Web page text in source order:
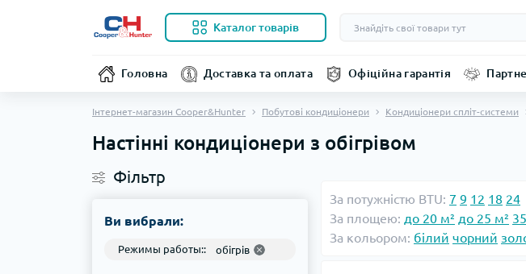
Каталог товарів
Головна Доставка та оплата Офіційна гарантія
Інтернет-магазин Cooper&Hunter Побутові кондиціонери Кондиціонери спліт-системи
Настінні кондиціонери з обігрівом
Фільтр
Ви вибрали:
Режимы работы:: обігрів
За потужністю BTU: 7 9 12 18 24
За площею: до 20 м² до 25 м²
За кольором: білий чорний